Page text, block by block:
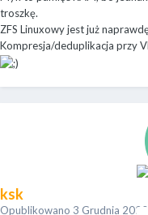
troszkę.
ZFS Linuxowy jest już
Kompresja/deduplikacja przy
ksk
Opublikowano 3 Grudnia 2020